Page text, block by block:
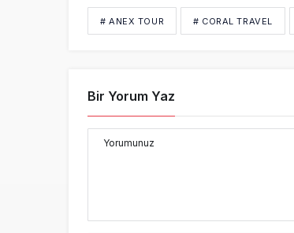
# ANEX TOUR # CORAL TRAVEL
Bir Yorum Yaz
Yorumunuz